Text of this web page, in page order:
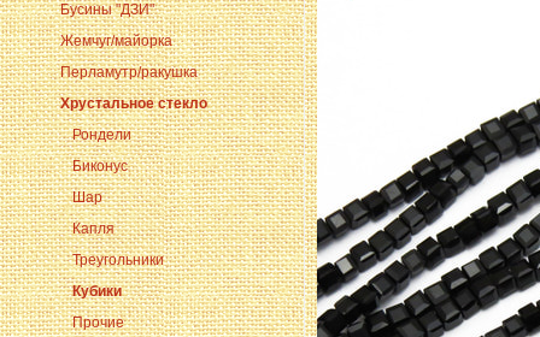
Бусины "ДЗИ"
Жемчуг/майорка
Перламутр/ракушка
Хрустальное стекло
Рондели
Биконус
Шар
Капля
Треугольники
Кубики
Прочие